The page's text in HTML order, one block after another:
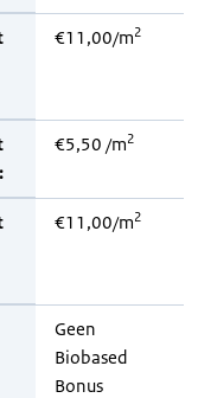
€11,00/m2
€5,50 /m2
€11,00/m2
Geen
Biobased
Bonus